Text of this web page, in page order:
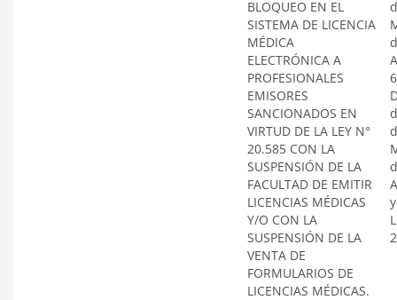
BLOQUEO EN EL
SISTEMA DE LICENCIA
MÉDICA
ELECTRÓNICA A
PROFESIONALES
EMISORES
SANCIONADOS EN
VIRTUD DE LA LEY N°
20.585 CON LA
SUSPENSIÓN DE LA
FACULTAD DE EMITIR
LICENCIAS MÉDICAS
Y/O CON LA
SUSPENSIÓN DE LA
VENTA DE
FORMULARIOS DE
LICENCIAS MÉDICAS.